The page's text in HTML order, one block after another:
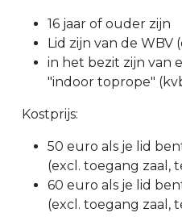
16 jaar of ouder zijn
Lid zijn van de WBV
in het bezit zijn van
"indoor toprope"
Kostprijs:
50 euro als je lid
(excl. toegang zaal,
60 euro als je lid
(excl. toegang zaal,